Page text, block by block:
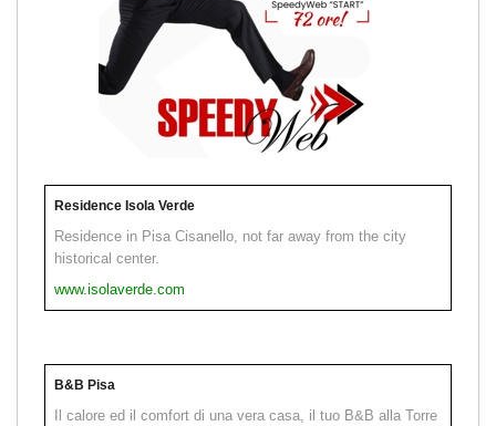
Residence Isola Verde
Residence in Pisa Cisanello, not far away from the city
historical center.
www.isolaverde.com
B&B Pisa
Il calore ed il comfort di una vera casa, il tuo B&B alla Torre